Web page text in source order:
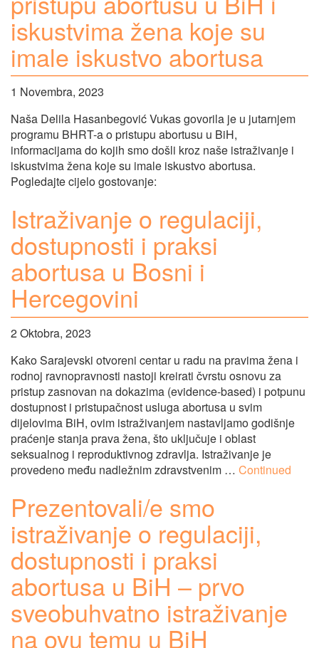
iskustvima žena koje su
imale iskustvo abortusa
1 Novembra, 2023
Naša Delila Hasanbegović Vukas govorila je u jutarnjem
programu BHRT-a o pristupu abortusu u BiH,
informacijama do kojih smo došli kroz naše istraživanje i
iskustvima žena koje su imale iskustvo abortusa.
Pogledajte cijelo gostovanje:
Istraživanje o regulaciji,
dostupnosti i praksi
abortusa u Bosni i
Hercegovini
2 Oktobra, 2023
Kako Sarajevski otvoreni centar u radu na pravima žena i
rodnoj ravnopravnosti nastoji kreirati čvrstu osnovu za
pristup zasnovan na dokazima (evidence-based) i potpunu
dostupnost i pristupačnost usluga abortusa u svim
dijelovima BiH, ovim istraživanjem nastavljamo godišnje
praćenje stanja prava žena, što uključuje i oblast
seksualnog i reproduktivnog zdravlja. Istraživanje je
provedeno među nadležnim zdravstvenim … Continued
Prezentovali/e smo
istraživanje o regulaciji,
dostupnosti i praksi
abortusa u BiH – prvo
sveobuhvatno istraživanje
na ovu temu u BiH